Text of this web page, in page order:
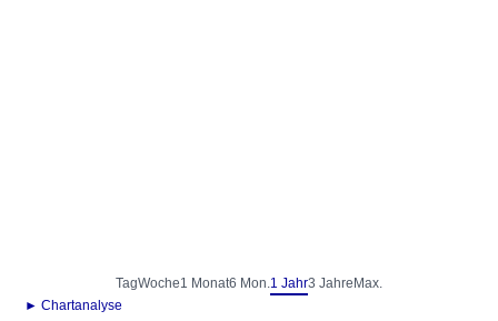
TagWoche1 Monat6 Mon.1 Jahr3 Jahre Max.
► Chartanalyse